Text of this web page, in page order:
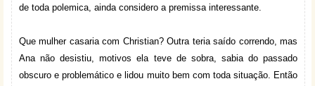
de toda polemica, ainda considero a premissa interessante.
Que mulher casaria com Christian? Outra teria saído correndo, mas
Ana não desistiu, motivos ela teve de sobra, sabia do passado
obscuro e problemático e lidou muito bem com toda situação. Então